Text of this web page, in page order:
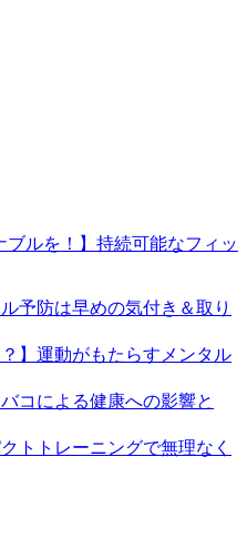
ブルを！】持続可能なフィッ
予防は早めの気付き＆取り
】運動がもたらすメンタル
コによる健康への影響と
トトレーニングで無理なく